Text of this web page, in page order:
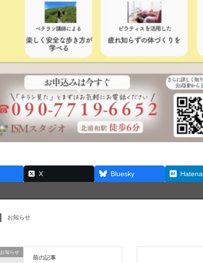
X Bluesky Hatena
お知らせ
お知らせ
前の記事